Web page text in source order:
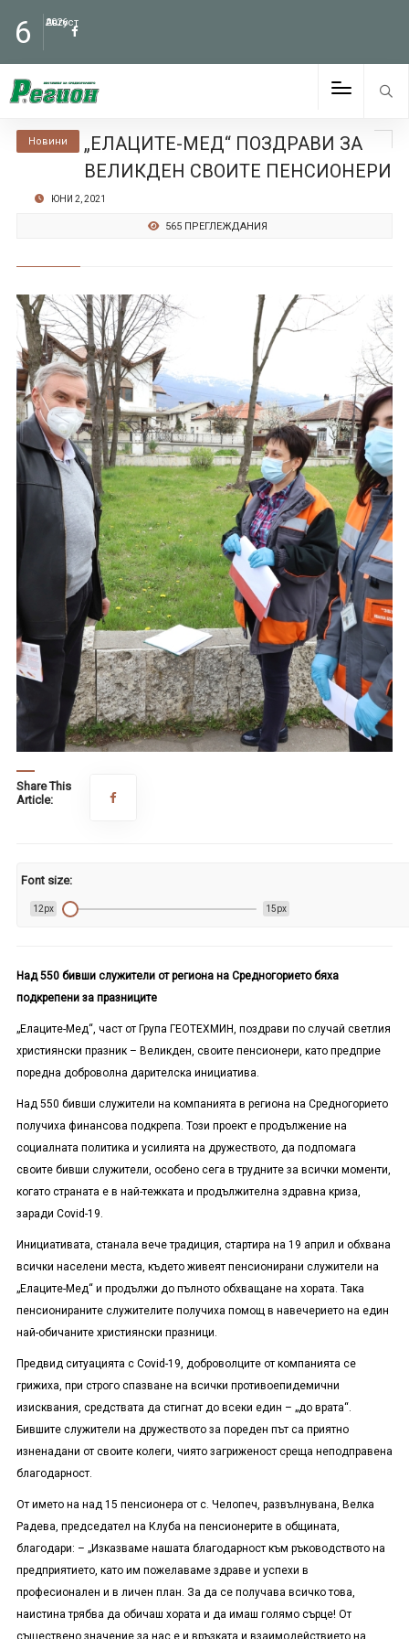
6 Август
2026
Новини
„ЕЛАЦИТЕ-МЕД“ ПОЗДРАВИ ЗА
ВЕЛИКДЕН СВОИТЕ ПЕНСИОНЕРИ
ЮНИ 2, 2021
565 ПРЕГЛЕЖДАНИЯ
Share This
Article:
Font size:
12px 15px
Над 550 бивши служители от региона на Средногорието бяха
подкрепени за празниците
„Елаците-Мед“, част от Група ГЕОТЕХМИН, поздрави по случай светлия
християнски празник – Великден, своите пенсионери, като предприе
поредна доброволна дарителска инициатива.
Над 550 бивши служители на компанията в региона на Средногорието
получиха финансова подкрепа. Този проект е продължение на
социалната политика и усилията на дружеството, да подпомага
своите бивши служители, особено сега в трудните за всички моменти,
когато страната е в най-тежката и продължителна здравна криза,
заради Covid-19.
Инициативата, станала вече традиция, стартира на 19 април и обхвана
всички населени места, където живеят пенсионирани служители на
„Елаците-Мед“ и продължи до пълното обхващане на хората. Така
пенсионираните служителите получиха помощ в навечерието на един
най-обичаните християнски празници.
Предвид ситуацията с Covid-19, доброволците от компанията се
грижиха, при строго спазване на всички противоепидемични
изисквания, средствата да стигнат до всеки един – „до врата“.
Бившите служители на дружеството за пореден път са приятно
изненадани от своите колеги, чиято загриженост среща неподправена
благодарност.
От името на над 15 пенсионера от с. Челопеч, развълнувана, Велка
Радева, председател на Клуба на пенсионерите в общината,
благодари: – „Изказваме нашата благодарност към ръководството на
предприятието, като им пожелаваме здраве и успехи в
професионален и в личен план. За да се получава всичко това,
наистина трябва да обичаш хората и да имаш голямо сърце! От